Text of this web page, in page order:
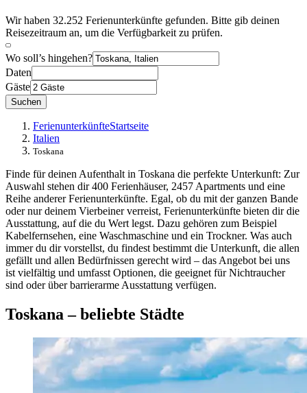
Wir haben 32.252 Ferienunterkünfte gefunden. Bitte gib deinen
Reisezeitraum an, um die Verfügbarkeit zu prüfen.
Wo soll’s hingehen?
Daten
Gäste
Suchen
FerienunterkünfteStartseite
Italien
Toskana
Finde für deinen Aufenthalt in Toskana die perfekte Unterkunft: Zur
Auswahl stehen dir 400 Ferienhäuser, 2457 Apartments und eine
Reihe anderer Ferienunterkünfte. Egal, ob du mit der ganzen Bande
oder nur deinem Vierbeiner verreist, Ferienunterkünfte bieten dir die
Ausstattung, auf die du Wert legst. Dazu gehören zum Beispiel
Kabelfernsehen, eine Waschmaschine und ein Trockner. Was auch
immer du dir vorstellst, du findest bestimmt die Unterkunft, die allen
gefällt und allen Bedürfnissen gerecht wird – das Angebot bei uns
ist vielfältig und umfasst Optionen, die geeignet für Nichtraucher
sind oder über barrierarme Ausstattung verfügen.
Toskana – beliebte Städte